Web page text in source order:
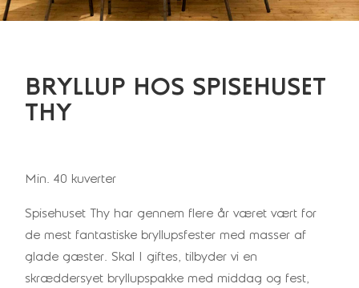
BRYLLUP HOS SPISEHUSET
THY
Min. 40 kuverter
Spisehuset Thy har gennem flere år været vært for
de mest fantastiske bryllupsfester med masser af
glade gæster. Skal I giftes, tilbyder vi en
skræddersyet bryllupspakke med middag og fest,